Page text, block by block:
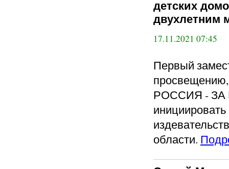
детских
двухлетним
17.11.2021 07:45
Первый
РОССИЯ - ЗА
области.